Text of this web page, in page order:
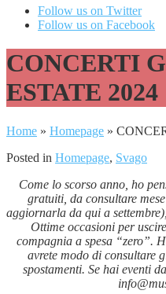
Follow us on Twitter
Follow us on Facebook
CONCERTI
ESTATE 2024
Home » Homepage »
Posted in Homepage, Svago
Come lo scorso anno, ho
gratuiti, da consultare
aggiornarla da qui a
Ottime occasioni per
compagnia a spesa “zero”.
avrete modo di consultare
spostamenti. Se hai eventi